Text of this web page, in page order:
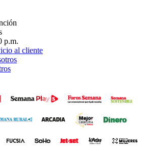
p.m.
al cliente